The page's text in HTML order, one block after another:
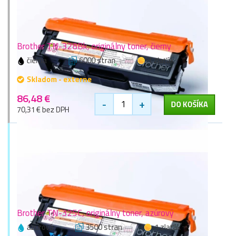
Brother TN-328Bk, originálny toner, čierny
čierna 6000 stran
1 zlaťák
Skladom - externe
86,48 €
70,31 € bez DPH - + DO KOŠÍKA
Brother TN-325C, originálny toner, azúrový
azúrová 3500 stran
1 zlaťák